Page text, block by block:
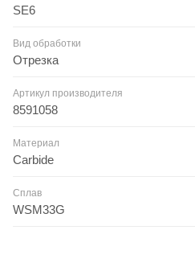
SE6
Вид обработки
Отрезка
Артикул производителя
8591058
Материал
Carbide
Сплав
WSM33G